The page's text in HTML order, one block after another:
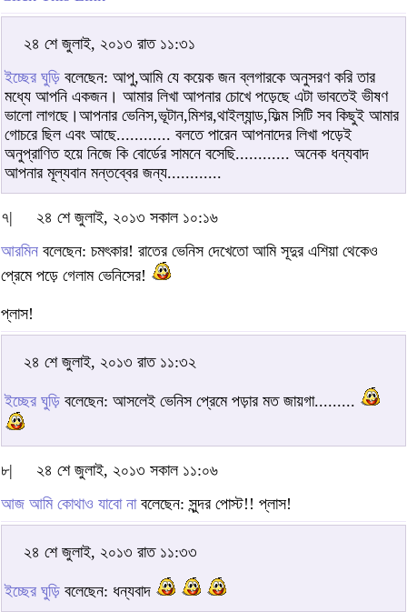
২৪ শে জুলাই, ২০১৩ রাত ১১:৩১
ইচ্ছের ঘুড়ি বলেছেন: আপু,আমি যে কয়েক জন ব্লগারকে অনুসরণ করি তার
মধ্যে আপনি একজন। আমার লিখা আপনার চোখে পড়েছে এটা ভাবতেই ভীষণ
ভালো লাগছে।আপনার ভেনিস,ভূটান,মিশর,থাইল্যান্ড,ফিল্ম সিটি সব কিছুই আমার
গোচরে ছিল এবং আছে............ বলতে পারেন আপনাদের লিখা পড়েই
অনুপ্রাণিত হয়ে নিজে কি বোর্ডের সামনে বসেছি............ অনেক ধন্যবাদ
আপনার মূল্যবান মন্তব্বের জন্য............
৭|
২৪ শে জুলাই, ২০১৩ সকাল ১০:১৬
আরমিন বলেছেন: চমৎকার! রাতের ভেনিস দেখেতো আমি সূদুর এশিয়া থেকেও
প্রেমে পড়ে গেলাম ভেনিসের!
প্লাস!
২৪ শে জুলাই, ২০১৩ রাত ১১:৩২
ইচ্ছের ঘুড়ি বলেছেন: আসলেই ভেনিস প্রেমে পড়ার মত জায়গা.........
৮|
২৪ শে জুলাই, ২০১৩ সকাল ১১:০৬
আজ আমি কোথাও যাবো নাবলেছেন: সুন্দর পোস্ট!! প্লাস!
২৪ শে জুলাই, ২০১৩ রাত ১১:৩৩
ইচ্ছের ঘুড়ি বলেছেন: ধন্যবাদ